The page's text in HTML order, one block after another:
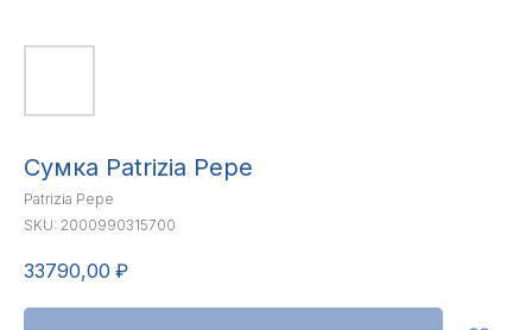
Сумка Patrizia Pepe
Patrizia Pepe
SKU: 2000990315700
33790,00 ₽